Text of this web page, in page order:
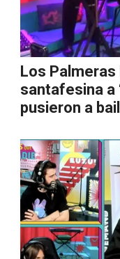
Los
santafesina a
pusieron a